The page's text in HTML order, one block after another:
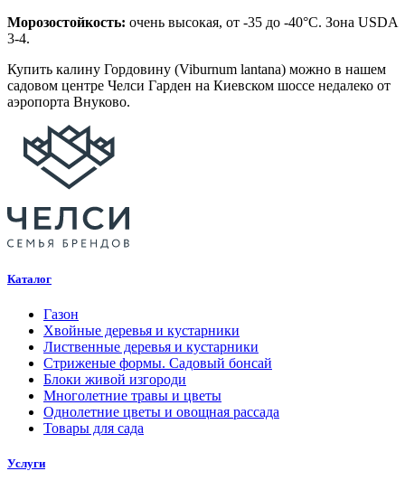
Морозостойкость: очень высокая, от -35 до -40°C. Зона USDA
3-4.
Купить калину Гордовину (Viburnum lantana) можно в нашем
садовом центре Челси Гарден на Киевском шоссе недалеко от
аэропорта Внуково.
Каталог
Газон
Хвойные деревья и кустарники
Лиственные деревья и кустарники
Стриженые формы. Садовый бонсай
Блоки живой изгороди
Многолетние травы и цветы
Однолетние цветы и овощная рассада
Товары для сада
Услуги